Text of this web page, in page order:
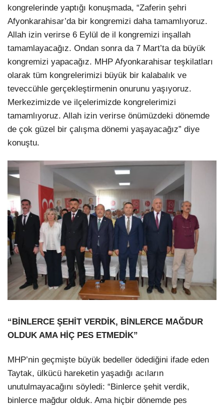
kongrelerinde yaptığı konuşmada, “Zaferin şehri
Afyonkarahisar’da bir kongremizi daha tamamlıyoruz.
Allah izin verirse 6 Eylül de il kongremizi inşallah
tamamlayacağız. Ondan sonra da 7 Mart’ta da büyük
kongremizi yapacağız. MHP Afyonkarahisar teşkilatları
olarak tüm kongrelerimizi büyük bir kalabalık ve
teveccühle gerçekleştirmenin onurunu yaşıyoruz.
Merkezimizde ve ilçelerimizde kongrelerimizi
tamamlıyoruz. Allah izin verirse önümüzdeki dönemde
de çok güzel bir çalışma dönemi yaşayacağız” diye
konuştu.
“BİNLERCE ŞEHİT VERDİK, BİNLERCE MAĞDUR
OLDUK AMA HİÇ PES ETMEDİK”
MHP’nin geçmişte büyük bedeller ödediğini ifade eden
Taytak, ülkücü hareketin yaşadığı acıların
unutulmayacağını söyledi: “Binlerce şehit verdik,
binlerce mağdur olduk. Ama hiçbir dönemde pes